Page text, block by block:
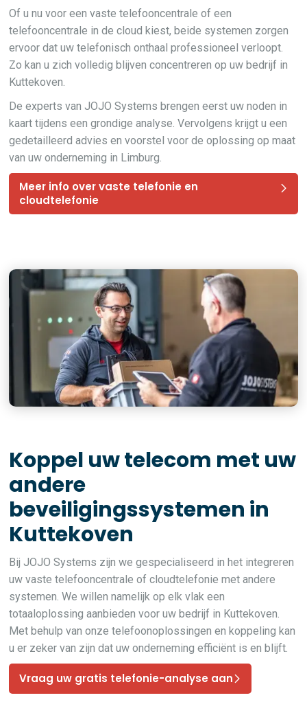
Of u nu voor een vaste telefooncentrale of een
telefooncentrale in de cloud kiest, beide systemen zorgen
ervoor dat uw telefonisch onthaal professioneel verloopt.
Zo kan u zich volledig blijven concentreren op uw bedrijf in
Kuttekoven.
De experts van JOJO Systems brengen eerst uw noden in
kaart tijdens een grondige analyse. Vervolgens krijgt u een
gedetailleerd advies en voorstel voor de oplossing op maat
van uw onderneming in Limburg.
Meer info over vaste telefonie en
cloudtelefonie
Koppel uw telecom met uw
andere
beveiligingssystemen in
Kuttekoven
Bij JOJO Systems zijn we gespecialiseerd in het integreren
uw vaste telefooncentrale of cloudtelefonie met andere
systemen. We willen namelijk op elk vlak een
totaaloplossing aanbieden voor uw bedrijf in Kuttekoven.
Met behulp van onze telefoonoplossingen en koppeling kan
u er zeker van zijn dat uw onderneming efficiënt is en blijft.
Vraag uw gratis telefonie-analyse aan